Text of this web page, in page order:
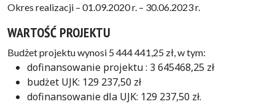
Okres realizacji – 01.09.2020 r. – 30.06.2023 r.
WARTOŚĆ PROJEKTU
Budżet projektu wynosi 5 444 441,25 zł, w tym:
dofinansowanie projektu : 3 645468,25 zł
budżet UJK: 129 237,50 zł
dofinansowanie dla UJK: 129 237,50 zł.